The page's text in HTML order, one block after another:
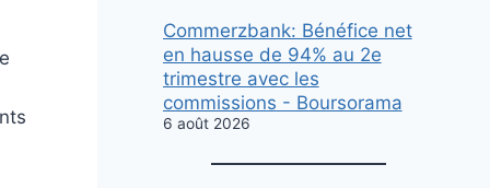
Commerzbank: Bénéfice net
en hausse de 94% au 2e
trimestre avec les
commissions - Boursorama
6 août 2026